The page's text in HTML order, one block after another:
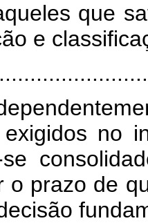
que
e
exigidos no
se
o prazo de